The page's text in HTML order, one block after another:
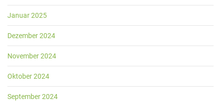
Januar 2025
Dezember 2024
November 2024
Oktober 2024
September 2024